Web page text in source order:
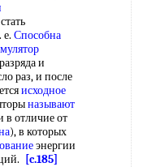
е. Способна
и
раз, и после
исходное
называют
в отличие от
), в которых
энергии
[c.185]